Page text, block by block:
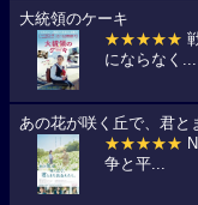
大統領のケーキ
★★★★★
にならなく...
あの花が咲く丘で、君と
★★★★★
争と平...